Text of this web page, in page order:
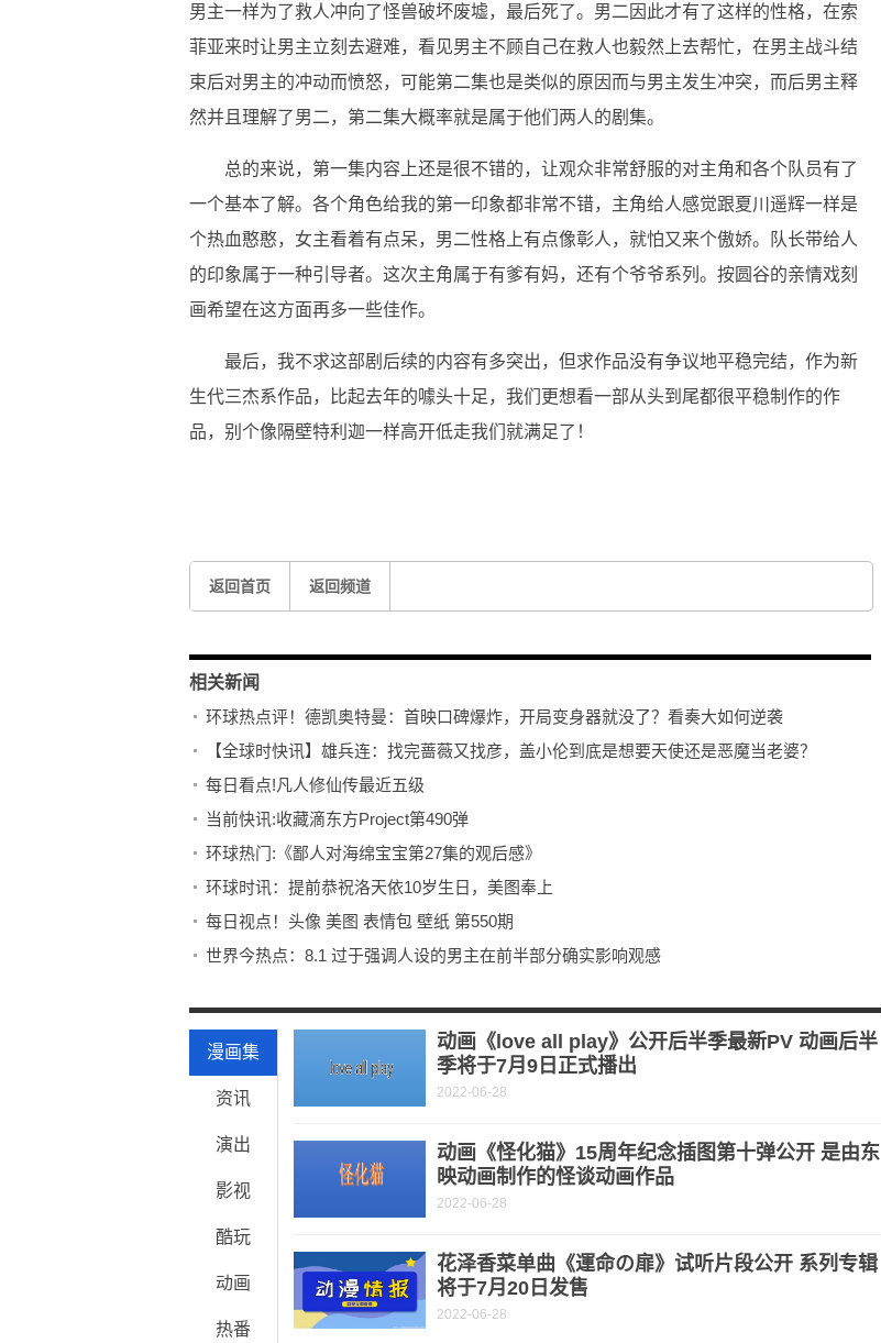
男主一样为了救人冲向了怪兽破坏废墟，最后死了。男二因此才有了这样的性格，在索
菲亚来时让男主立刻去避难，看见男主不顾自己在救人也毅然上去帮忙，在男主战斗结
束后对男主的冲动而愤怒，可能第二集也是类似的原因而与男主发生冲突，而后男主释
然并且理解了男二，第二集大概率就是属于他们两人的剧集。
总的来说，第一集内容上还是很不错的，让观众非常舒服的对主角和各个队员有了
一个基本了解。各个角色给我的第一印象都非常不错，主角给人感觉跟夏川遥辉一样是
个热血憨憨，女主看着有点呆，男二性格上有点像彰人，就怕又来个傲娇。队长带给人
的印象属于一种引导者。这次主角属于有爹有妈，还有个爷爷系列。按圆谷的亲情戏刻
画希望在这方面再多一些佳作。
最后，我不求这部剧后续的内容有多突出，但求作品没有争议地平稳完结，作为新
生代三杰系作品，比起去年的噱头十足，我们更想看一部从头到尾都很平稳制作的作
品，别个像隔壁特利迦一样高开低走我们就满足了！
返回首页 返回频道
相关新闻
环球热点评！德凯奥特曼：首映口碑爆炸，开局变身器就没了？看奏大如何逆袭
【全球时快讯】雄兵连：找完蔷薇又找彦，盖小伦到底是想要天使还是恶魔当老婆？
每日看点!凡人修仙传最近五级
当前快讯:收藏滴东方Project第490弹
环球热门:《鄙人对海绵宝宝第27集的观后感》
环球时讯：提前恭祝洛天依10岁生日，美图奉上
每日视点！头像 美图 表情包 壁纸 第550期
世界今热点：8.1 过于强调人设的男主在前半部分确实影响观感
漫画集
资讯
演出
影视
酷玩
动画
热番
动画《love all play》公开后半季最新PV 动画后半
季将于7月9日正式播出
2022-06-28
动画《怪化猫》15周年纪念插图第十弹公开 是由东
映动画制作的怪谈动画作品
2022-06-28
花泽香菜单曲《運命の扉》试听片段公开 系列专辑
将于7月20日发售
2022-06-28